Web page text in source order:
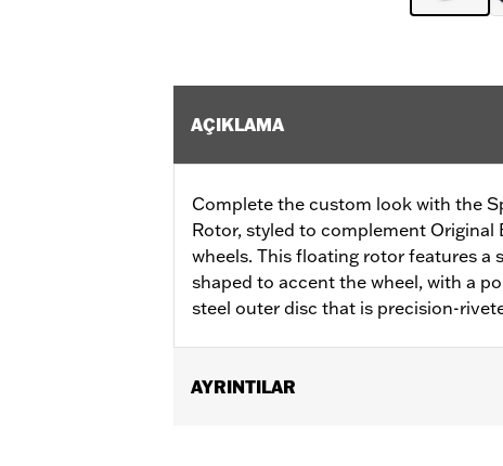
AÇIKLAMA
Complete the custom look with the
Rotor, styled to complement
wheels. This floating rotor features a
shaped to accent the wheel, with a
steel outer disc that is precision-
AYRINTILAR